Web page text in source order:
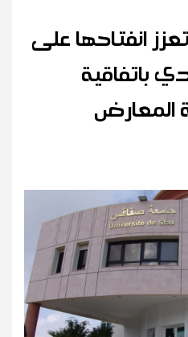
انفتاحها على
باتفاقية
المعارض